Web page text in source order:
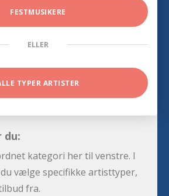
FESTMUSIKERE
ELLER
TYPER ARTISTER
du:
kategori her til venstre. I
vælge specifikke artisttyper,
fra.